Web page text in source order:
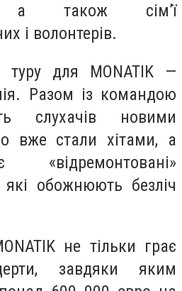
а також сім’ї
і волонтерів.
туру для MONATIK —
Разом із командою
слухачів новими
вже стали хітами, а
які обожнюють безліч
не тільки грає
завдяки яким